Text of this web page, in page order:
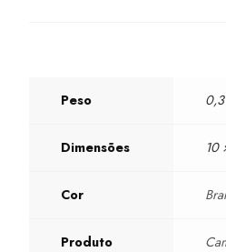
Peso
Dimensões 10
Cor
Produto